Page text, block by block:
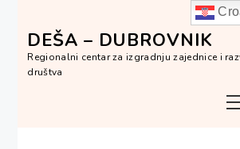
content
DEŠA – DUBROVNIK
Regionalni centar za izgradnju zajednice i
društva